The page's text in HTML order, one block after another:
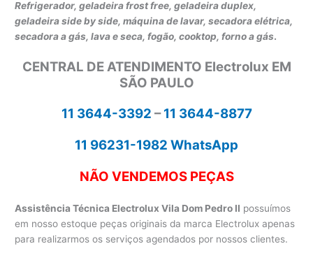
Refrigerador, geladeira frost free, geladeira duplex,
geladeira side by side,máquina de lavar,secadora elétrica,
secadora a gás, lava e seca,fogão, cooktop, forno a gás.
CENTRAL DE ATENDIMENTO Electrolux EM
SÃO PAULO
11 3644-3392 –11 3644-8877
11 96231-1982 WhatsApp
NÃO VENDEMOS PEÇAS
Assistência Técnica Electrolux Vila Dom Pedro II possuímos
em nosso estoque peças originais da marca Electrolux apenas
para realizarmos os serviços agendados por nossos clientes.